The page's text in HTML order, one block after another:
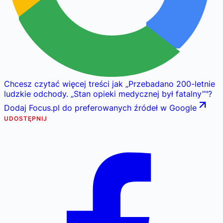
Chcesz czytać więcej treści jak „Przebadano 200-letnie
ludzkie odchody. „Stan opieki medycznej był fatalny”"?
Dodaj Focus.pl do preferowanych źródeł w Google
UDOSTĘPNIJ